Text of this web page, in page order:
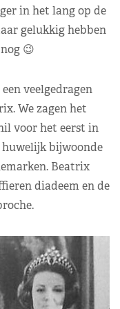
in het lang op de
gelukkig hebben
😉
veelgedragen
We zagen het
voor het eerst in
huwelijk bijwoonde
Beatrix
diadeem en de